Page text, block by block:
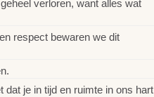
verloren, want alles wat
respect bewaren we dit
dat je in tijd en ruimte in ons hart